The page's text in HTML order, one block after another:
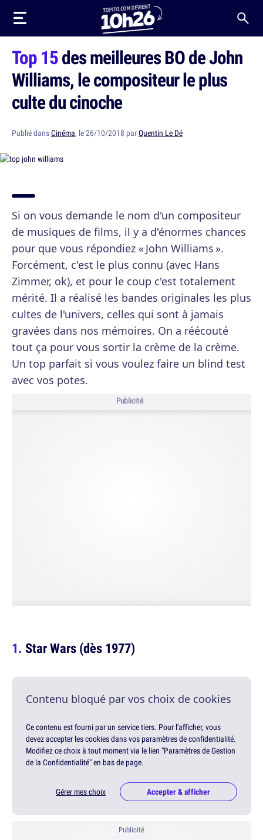
Top 15des meilleures BO de John
Williams, le compositeur le plus
culte du cinoche
Publié dansCinéma, le 26/10/2018 parQuentin Le Dé
Si on vous demande le nom d'un compositeur
de musiques de films, il y a d'énormes chances
pour que vous répondiez « John Williams ».
Forcément, c'est le plus connu (avec Hans
Zimmer, ok), et pour le coup c'est totalement
mérité. Il a réalisé les bandes originales les plus
cultes de l'univers, celles qui sont à jamais
gravées dans nos mémoires. On a réécouté
tout ça pour vous sortir la crème de la crème.
Un top parfait si vous voulez faire un blind test
avec vos potes.
Publicité
Star Wars (dès 1977)
Contenu bloqué par vos choix de cookies
Ce contenu est fourni par un service tiers. Pour l'afficher, vous
devez accepter les cookies dans vos paramètres de confidentialité.
Modifiez ce choix à tout moment via le lien "Paramètres de Gestion
de la Confidentialité" en bas de page.
Gérer mes choix Accepter & afficher
Publicité